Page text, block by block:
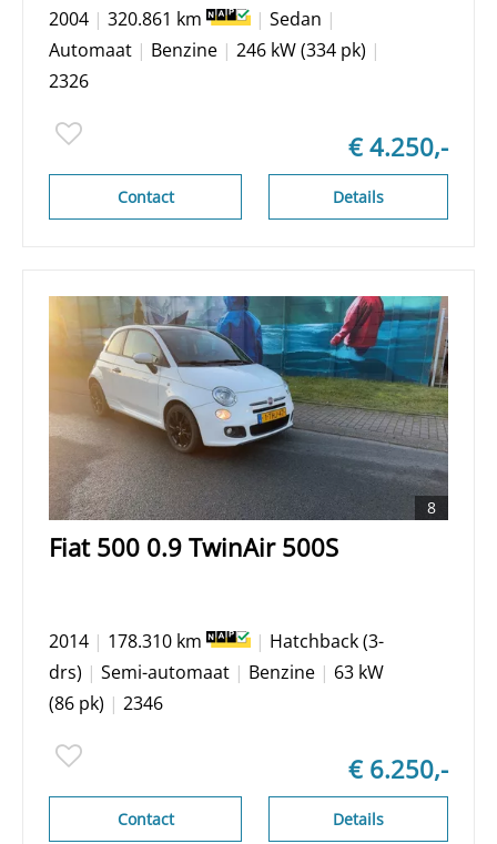
2004 | 320.861 km | Sedan |
Automaat | Benzine | 246 kW (334 pk) |
2326
€ 4.250,-
Details
Contact
8
Fiat 500 0.9 TwinAir 500S
2014 | 178.310 km | Hatchback (3-
drs) | Semi-automaat | Benzine | 63 kW
(86 pk) | 2346
€ 6.250,-
Details
Contact